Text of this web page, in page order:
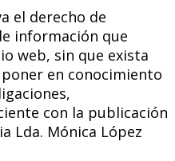
el derecho de
información que
web, sin que exista
en conocimiento
con la publicación
Lda. Mónica López